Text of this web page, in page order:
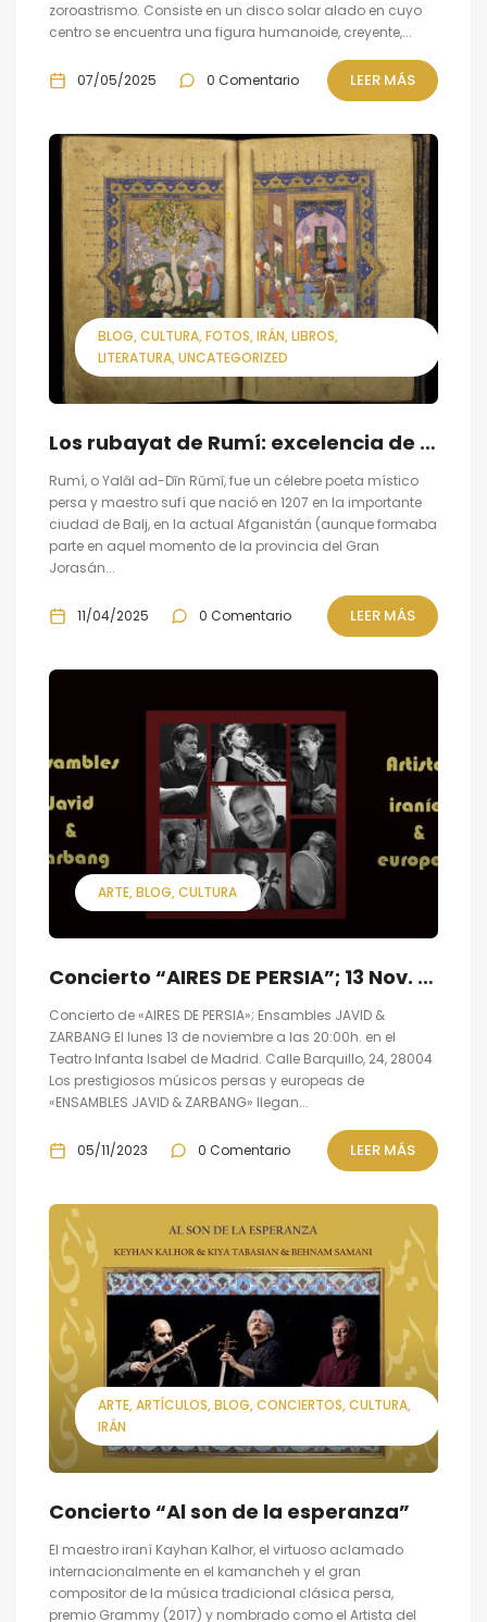
zoroastrismo. Consiste en un disco solar alado en cuyo
centro se encuentra una figura humanoide, creyente,...
07/05/2025 0 Comentario LEER MÁS
BLOG CULTURA FOTOS IRÁN LIBROS
LITERATURA UNCATEGORIZED
Los rubayat de Rumí: excelencia de la poesía persa
Rumí, o Yalāl ad-Dīn Rūmī, fue un célebre poeta místico
persa y maestro sufí que nació en 1207 en la importante
ciudad de Balj, en la actual Afganistán (aunque formaba
parte en aquel momento de la provincia del Gran
Jorasán...
11/04/2025 0 Comentario LEER MÁS
ARTE BLOG CULTURA
Concierto “AIRES DE PERSIA”; 13 Nov. en Teatro Infanta Isabel Madrid
Concierto de «AIRES DE PERSIA»; Ensambles JAVID &
ZARBANG El lunes 13 de noviembre a las 20:00h. en el
Teatro Infanta Isabel de Madrid. Calle Barquillo, 24, 28004
Los prestigiosos músicos persas y europeas de
«ENSAMBLES JAVID & ZARBANG» llegan...
05/11/2023 0 Comentario LEER MÁS
ARTE ARTÍCULOS BLOG CONCIERTOS CULTURA
IRÁN
Concierto “Al son de la esperanza”
El maestro iraní Kayhan Kalhor, el virtuoso aclamado
internacionalmente en el kamancheh y el gran
compositor de la música tradicional clásica persa,
premio Grammy (2017) y nombrado como el Artista del